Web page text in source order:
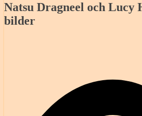
Natsu Dragneel och Lucy
bilder